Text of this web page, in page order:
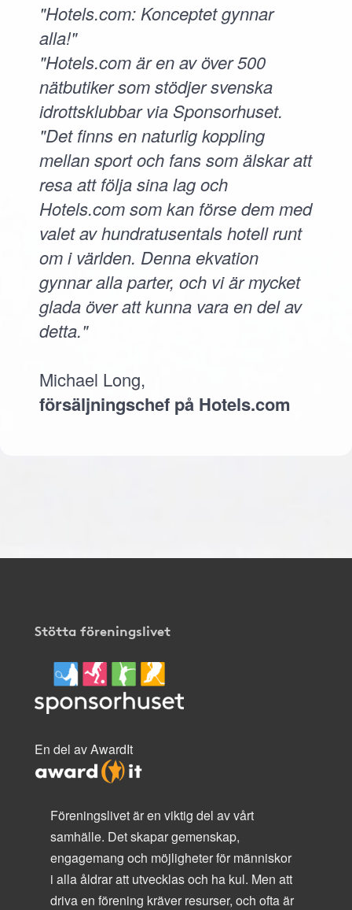
"Hotels.com: Konceptet gynnar
alla!"
"Hotels.com är en av över 500
nätbutiker som stödjer svenska
idrottsklubbar via Sponsorhuset.
"Det finns en naturlig koppling
mellan sport och fans som älskar att
resa att följa sina lag och
Hotels.com som kan förse dem med
valet av hundratusentals hotell runt
om i världen. Denna ekvation
gynnar alla parter, och vi är mycket
glada över att kunna vara en del av
detta."
Michael Long,
försäljningschef på Hotels.com
Stötta föreningslivet
En del av AwardIt
Föreningslivet är en viktig del av vårt
samhälle. Det skapar gemenskap,
engagemang och möjligheter för människor
i alla åldrar att utvecklas och ha kul. Men att
driva en förening kräver resurser, och ofta är